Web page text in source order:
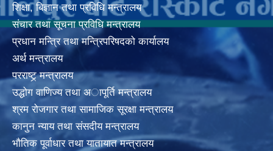
शिक्षा, बिज्ञान तथा प्रविधि मन्त्रालय
संचार तथा सूचना प्रविधि मन्त्रालय
प्रधान मन्त्रि तथा मन्त्रिपरिषदको कार्यालय
अर्थ मन्त्रालय
परराष्ट्र् मन्त्रालय
उद्धोग वाणिज्य तथा अापूर्ति मन्त्रालय
श्रम रोजगार तथा सामाजिक सूरक्षा मन्त्रालय
कानुन न्याय तथा संसदीय मन्त्रालय
भाैतिक पूर्वाधार तथा यातायात मन्त्रालय